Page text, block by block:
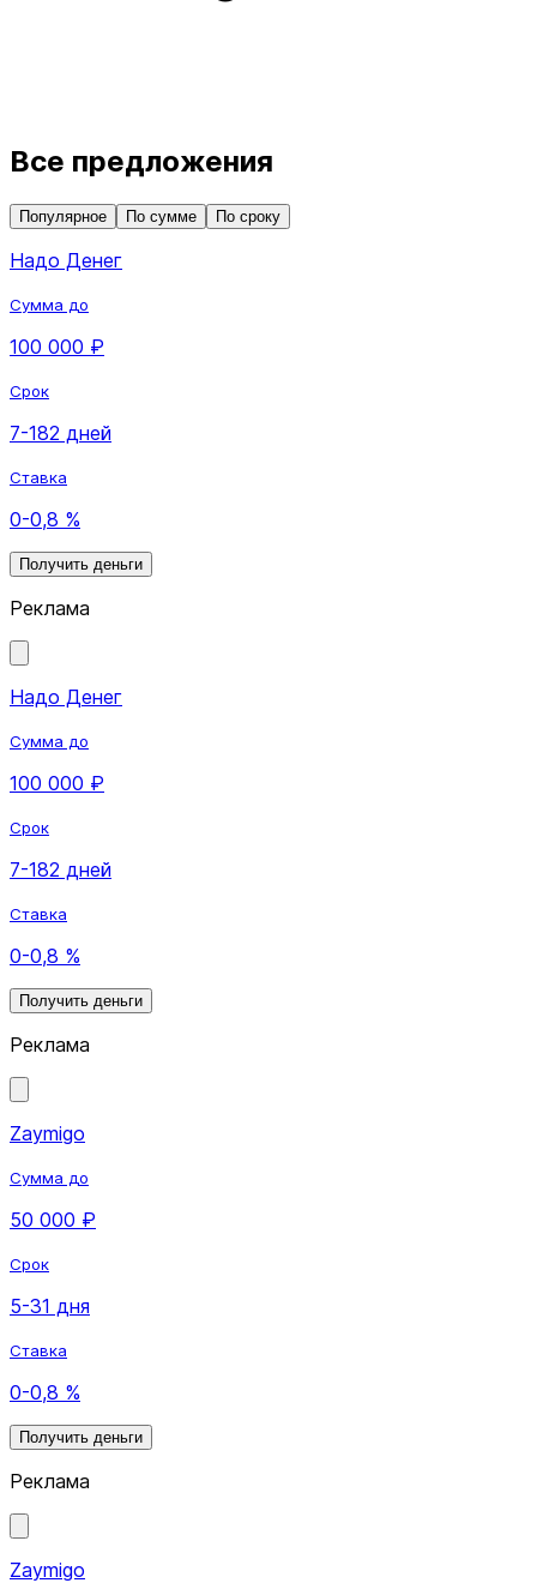
Все предложения
Популярное По сумме По сроку
Надо Денег
Сумма до
100 000 ₽
Срок
7-182 дней
Ставка
0-0,8 %
Получить деньги
Реклама
Надо Денег
Сумма до
100 000 ₽
Срок
7-182 дней
Ставка
0-0,8 %
Получить деньги
Реклама
Zaymigo
Сумма до
50 000 ₽
Срок
5-31 дня
Ставка
0-0,8 %
Получить деньги
Реклама
Zaymigo